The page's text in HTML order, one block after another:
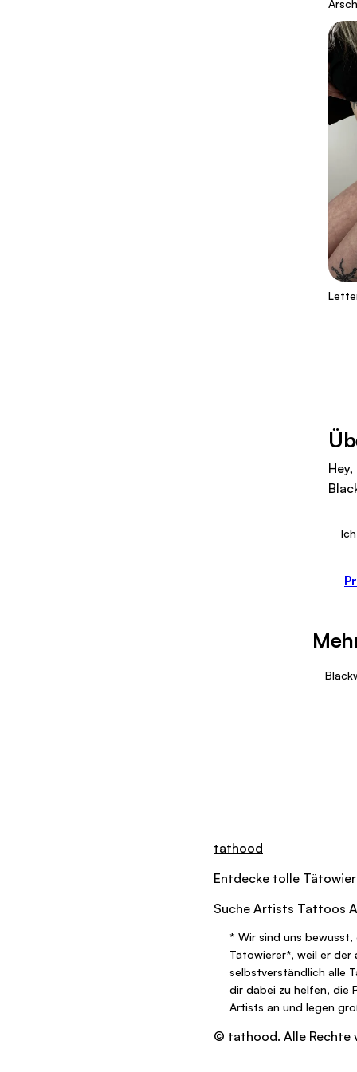
tathood
Entdecke tolle
Suche Artists Tattoos
* Wir sind uns
Tätowierer*, weil er der
selbstverständlich alle
dir dabei zu helfen, die
Artists an und legen
© tathood. Alle Rechte